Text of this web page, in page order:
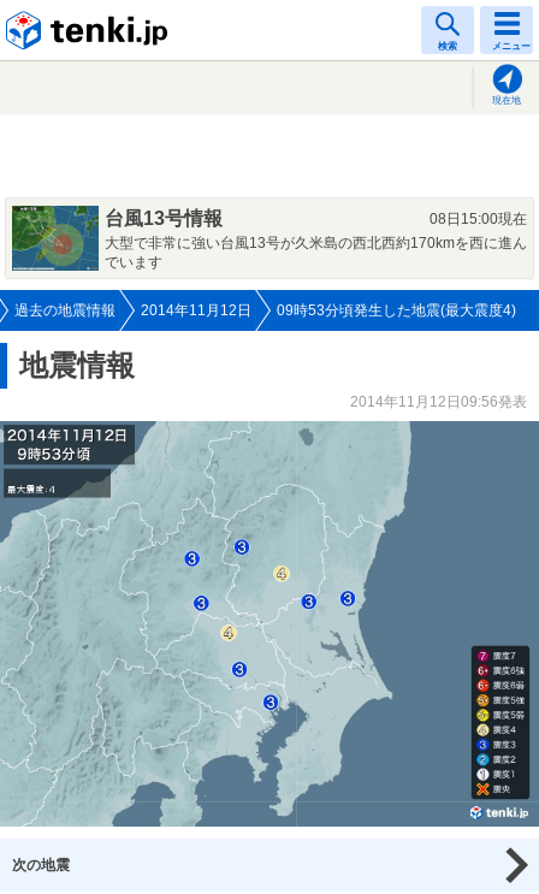
検索 メニュー
現在地
台風13号情報
08日15:00現在
大型で非常に強い台風13号が久米島の西北西約170kmを西に進ん
でいます
過去の地震情報 2014年11月12日 09時53分頃発生した地震(最大震度4)
地震情報
2014年11月12日09:56発表
次の地震